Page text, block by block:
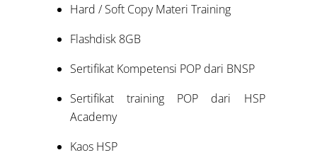
Hard / Soft Copy Materi Training
Flashdisk 8GB
Sertifikat Kompetensi POP dari BNSP
Sertifikat training POP dari HSP
Academy
Kaos HSP